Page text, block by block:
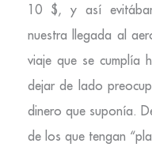
10 $, y así
nuestra llegada al
viaje que se cumplía
dejar de lado
dinero que suponía.
de los que tengan